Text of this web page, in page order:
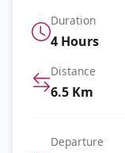
Duration
4 Hours
Distance
6.5 Km
Departure